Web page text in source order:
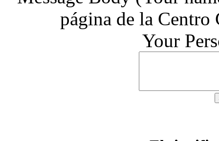
página de la
Your